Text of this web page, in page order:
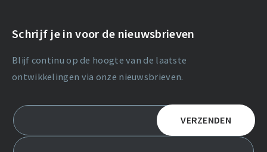
Schrijf je in voor de nieuwsbrieven
Blijf continu op de hoogte van de laatste
ontwikkelingen via onze nieuwsbrieven.